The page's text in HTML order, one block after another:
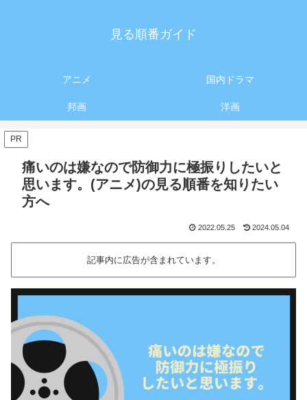
見る順番ガイド
アニメ 国内ドラマ
邦画 洋画
PR
痛いのは嫌なので防御力に極振りしたいと
思います。(アニメ)の見る順番を知りたい
方へ
2022.05.25 2024.05.04
記事内に広告が含まれています。